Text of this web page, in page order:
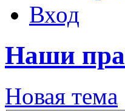
Вход
Наши
Новая тема